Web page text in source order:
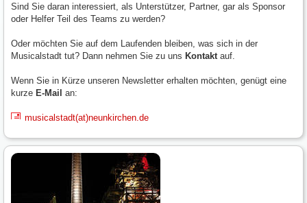
Sind Sie daran interessiert, als Unterstützer, Partner, gar als Sponsor
oder Helfer Teil des Teams zu werden?
Oder möchten Sie auf dem Laufenden bleiben, was sich in der
Musicalstadt tut? Dann nehmen Sie zu uns Kontakt auf.
Wenn Sie in Kürze unseren Newsletter erhalten möchten, genügt eine
kurze E-Mail an:
musicalstadt(at)neunkirchen.de